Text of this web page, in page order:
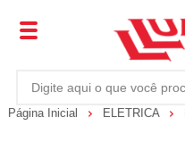
Página Inicial ELETRICA